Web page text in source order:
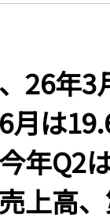
26年
月は
年
上高